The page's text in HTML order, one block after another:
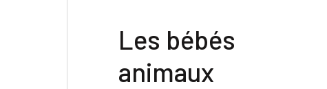
Les bébés
animaux